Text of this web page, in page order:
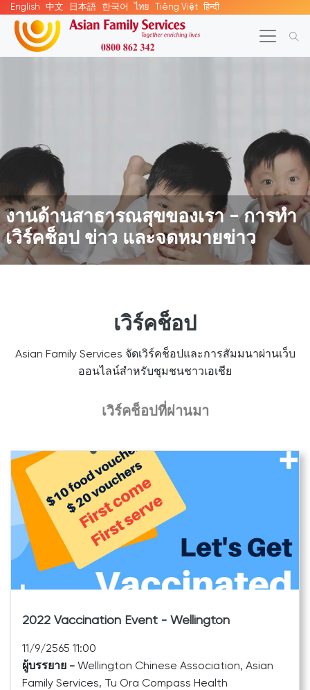
English 中文 日本語 한국어 ไทย Tiếng Việt हिन्दी
งานด้านสาธารณสุขของเรา - การทำ
เวิร์คช็อป ข่าว และจดหมายข่าว
เวิร์คช็อป
Asian Family Services จัดเวิร์คช็อปและการสัมมนาผ่านเว็บ
ออนไลน์สำหรับชุมชนชาวเอเชีย
เวิร์คช็อปที่ผ่านมา
2022 Vaccination Event - Wellington
11/9/2565 11:00
ผู้บรรยาย - Wellington Chinese Association, Asian
Family Services, Tu Ora Compass Health